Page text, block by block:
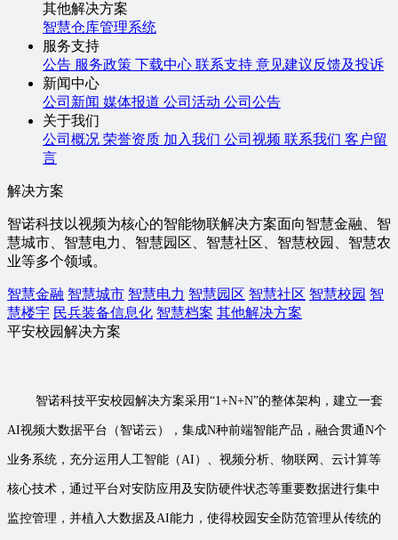
其他解决方案
智慧仓库管理系统
服务支持
公告 服务政策 下载中心 联系支持 意见建议反馈及投诉
新闻中心
公司新闻 媒体报道 公司活动 公司公告
关于我们
公司概况 荣誉资质 加入我们 公司视频 联系我们 客户留
言
解决方案
智诺科技以视频为核心的智能物联解决方案面向智慧金融、智
慧城市、智慧电力、智慧园区、智慧社区、智慧校园、智慧农
业等多个领域。
智慧金融 智慧城市 智慧电力 智慧园区 智慧社区 智慧校园 智
慧楼宇 民兵装备信息化 智慧档案 其他解决方案
平安校园解决方案
智诺科技平安校园解决方案采用“1+N+N”的整体架构，建立一套
AI视频大数据平台（智诺云），集成N种前端智能产品，融合贯通N个
业务系统，充分运用人工智能（AI）、视频分析、物联网、云计算等
核心技术，通过平台对安防应用及安防硬件状态等重要数据进行集中
监控管理，并植入大数据及AI能力，使得校园安全防范管理从传统的